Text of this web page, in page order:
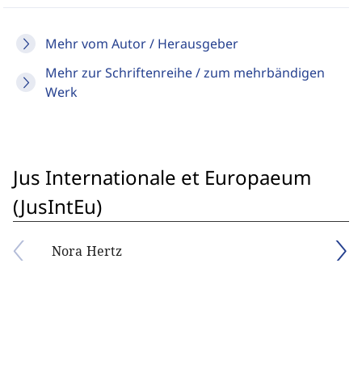
Mehr vom Autor / Herausgeber
Mehr zur Schriftenreihe / zum mehrbändigen
Werk
Jus Internationale et Europaeum
(JusIntEu)
Nora Hertz